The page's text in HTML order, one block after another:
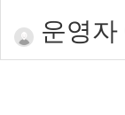
운영자